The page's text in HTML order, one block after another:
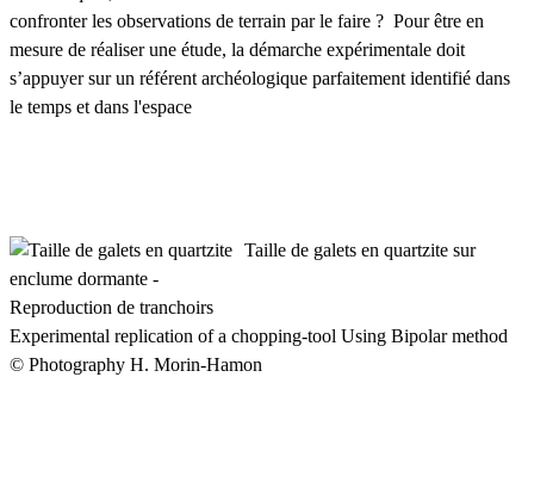
confronter les observations de terrain par le faire ? Pour être en
mesure de réaliser une étude, la démarche expérimentale doit
s’appuyer sur un référent archéologique parfaitement identifié dans
le temps et dans l'espace
Taille de galets en quartzite sur
enclume dormante -
Reproduction de tranchoirs
Experimental replication of a chopping-tool Using Bipolar method
© Photography H. Morin-Hamon